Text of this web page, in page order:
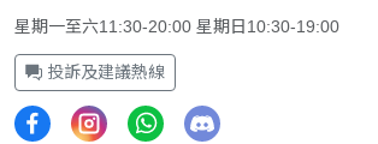
1000R (1)
155Hz
170Hz
星期一至六11:30-20:00 星期日10:30-19:00
投訴及建議熱線